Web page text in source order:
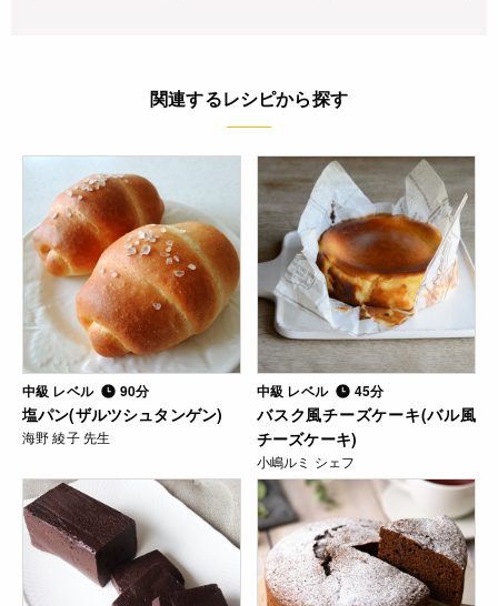
関連するレシピから探す
中級 レベル 90分
塩パン(ザルツシュタンゲン)
海野 綾子 先生
中級 レベル 45分
バスク風チーズケーキ(バル風
チーズケーキ)
小嶋ルミ シェフ